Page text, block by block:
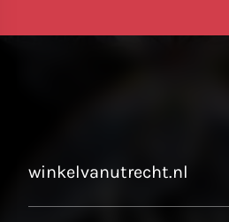
winkelvanutrecht.nl